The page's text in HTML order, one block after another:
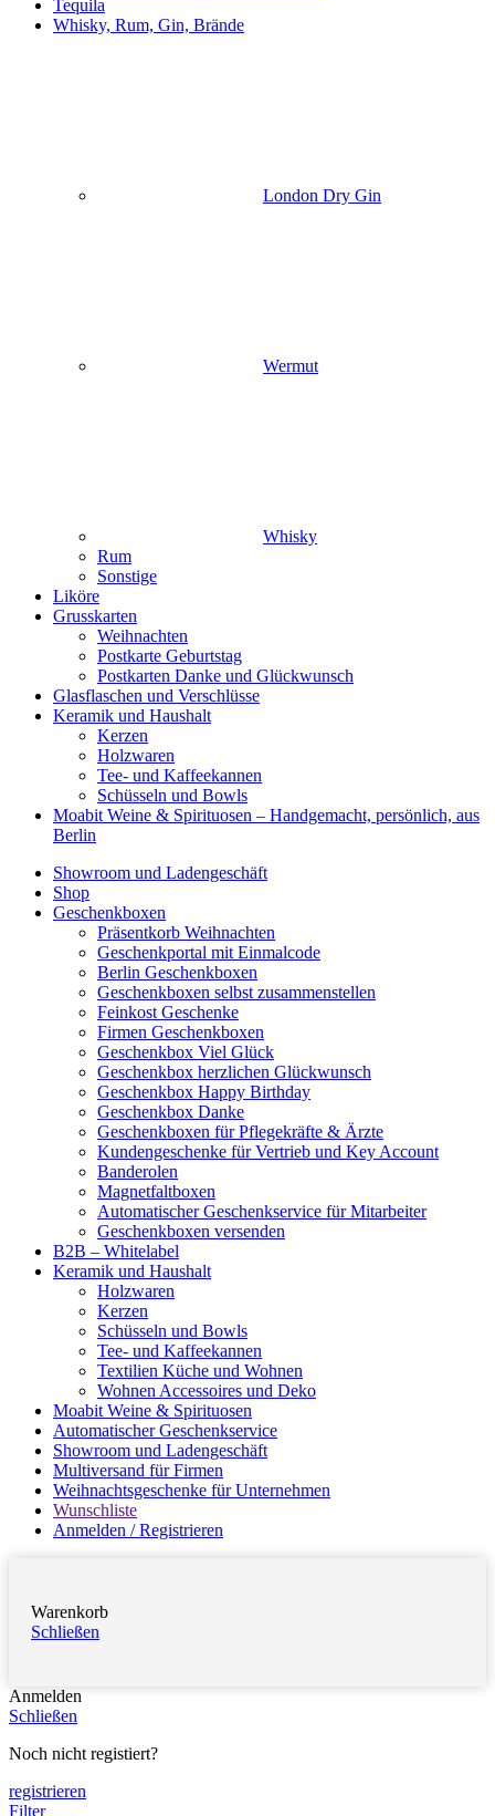
Tequila
Whisky, Rum, Gin, Brände
London Dry Gin
Wermut
Whisky
Rum
Sonstige
Liköre
Grusskarten
Weihnachten
Postkarte Geburtstag
Postkarten Danke und Glückwunsch
Glasflaschen und Verschlüsse
Keramik und Haushalt
Kerzen
Holzwaren
Tee- und Kaffeekannen
Schüsseln und Bowls
Moabit Weine & Spirituosen – Handgemacht, persönlich, aus
Berlin
Showroom und Ladengeschäft
Shop
Geschenkboxen
Präsentkorb Weihnachten
Geschenkportal mit Einmalcode
Berlin Geschenkboxen
Geschenkboxen selbst zusammenstellen
Feinkost Geschenke
Firmen Geschenkboxen
Geschenkbox Viel Glück
Geschenkbox herzlichen Glückwunsch
Geschenkbox Happy Birthday
Geschenkbox Danke
Geschenkboxen für Pflegekräfte & Ärzte
Kundengeschenke für Vertrieb und Key Account
Banderolen
Magnetfaltboxen
Automatischer Geschenkservice für Mitarbeiter
Geschenkboxen versenden
B2B – Whitelabel
Keramik und Haushalt
Holzwaren
Kerzen
Schüsseln und Bowls
Tee- und Kaffeekannen
Textilien Küche und Wohnen
Wohnen Accessoires und Deko
Moabit Weine & Spirituosen
Automatischer Geschenkservice
Showroom und Ladengeschäft
Multiversand für Firmen
Weihnachtsgeschenke für Unternehmen
Wunschliste
Anmelden / Registrieren
Warenkorb
Schließen
Anmelden
Schließen
Noch nicht registiert?
registrieren
Filter